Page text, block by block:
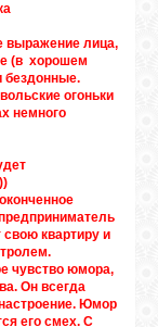
выражение лица,
(в хорошем
бездонные.
огоньки
немного
квартиру и
чувство юмора,
Он всегда
Юмор
его смех. С